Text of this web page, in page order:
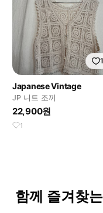
1
Japanese Vintage
JP 니트 조끼
22,900원
1
함께 즐겨찾